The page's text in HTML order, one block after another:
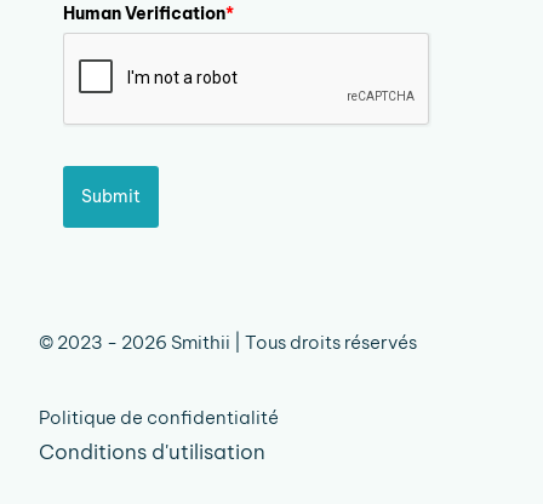
Human Verification*
Submit
© 2023 - 2026 Smithii | Tous droits réservés
Politique de confidentialité
Conditions d'utilisation